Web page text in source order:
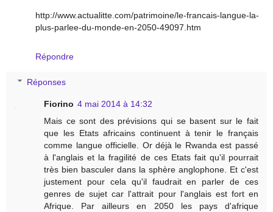
http://www.actualitte.com/patrimoine/le-francais-langue-la-
plus-parlee-du-monde-en-2050-49097.htm
Répondre
Réponses
Fiorino 4 mai 2014 à 14:32
Mais ce sont des prévisions qui se basent sur le fait
que les Etats africains continuent à tenir le français
comme langue officielle. Or déjà le Rwanda est passé
à l'anglais et la fragilité de ces Etats fait qu'il pourrait
très bien basculer dans la sphère anglophone. Et c'est
justement pour cela qu'il faudrait en parler de ces
genres de sujet car l'attrait pour l'anglais est fort en
Afrique. Par ailleurs en 2050 les pays d'afrique